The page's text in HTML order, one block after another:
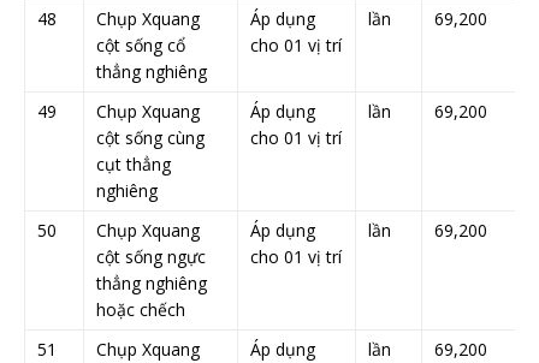
48
Chụp Xquang
cột sống cổ
thẳng nghiêng
Áp dụng
cho 01 vị trí
lần 69,200
49
Chụp Xquang
cột sống cùng
cụt thẳng
nghiêng
Áp dụng
cho 01 vị trí
lần 69,200
50
Chụp Xquang
cột sống ngực
thẳng nghiêng
hoặc chếch
Áp dụng
cho 01 vị trí
lần 69,200
51
Chụp Xquang
Áp dụng
lần 69,200